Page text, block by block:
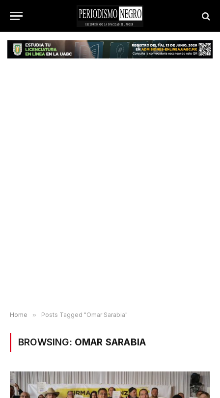
Home » Posts Tagged "Omar Sarabia"
BROWSING: OMAR SARABIA